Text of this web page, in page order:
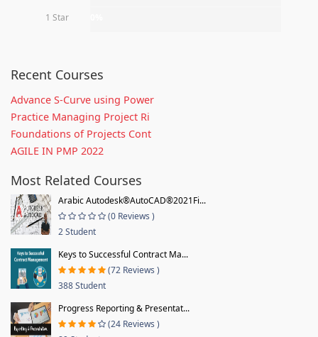
1 Star
Recent Courses
Advance S-Curve using Power
Practice Managing Project Ri
Foundations of Projects Cont
AGILE IN PMP 2022
Most Related Courses
Arabic Autodesk®AutoCAD®2021Fi...
(0 Reviews )
2 Student
Keys to Successful Contract Ma...
(72 Reviews )
388 Student
Progress Reporting & Presentat...
(24 Reviews )